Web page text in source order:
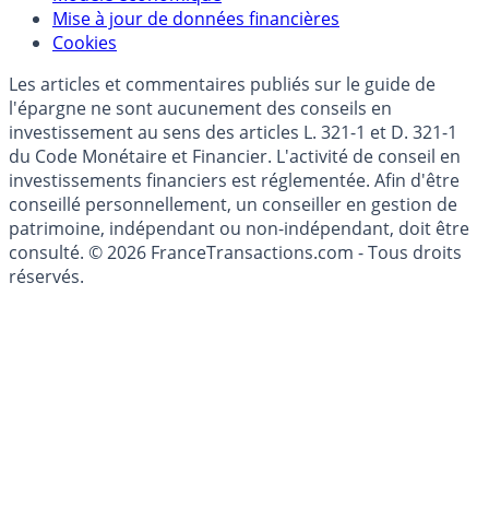
Mise à jour de données financières
Cookies
Les articles et commentaires publiés sur le guide de
l'épargne ne sont aucunement des conseils en
investissement au sens des articles L. 321-1 et D. 321-1
du Code Monétaire et Financier. L'activité de conseil en
investissements financiers est réglementée. Afin d'être
conseillé personnellement, un conseiller en gestion de
patrimoine, indépendant ou non-indépendant, doit être
consulté. © 2026 FranceTransactions.com - Tous droits
réservés.